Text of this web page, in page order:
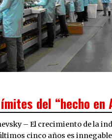
del “hecho en
– El crecimiento de la
cinco años es